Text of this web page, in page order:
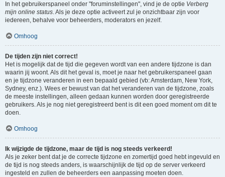
In het gebruikerspaneel onder "foruminstellingen", vind je de optie Verberg
mijn online status. Als je deze optie activeert zul je onzichtbaar zijn voor
iedereen, behalve voor beheerders, moderators en jezelf.
Omhoog
De tijden zijn niet correct!
Het is mogelijk dat de tijd die gegeven wordt van een andere tijdzone is dan
waarin jij woont. Als dit het geval is, moet je naar het gebruikerspaneel gaan
en je tijdzone veranderen in een bepaald gebied (vb: Amsterdam, New York,
Sydney, enz.). Wees er bewust van dat het veranderen van de tijdzone, zoals
de meeste instellingen, alleen gedaan kunnen worden door geregistreerde
gebruikers. Als je nog niet geregistreerd bent is dit een goed moment om dit te
doen.
Omhoog
Ik wijzigde de tijdzone, maar de tijd is nog steeds verkeerd!
Als je zeker bent dat je de correcte tijdzone en zomertijd goed hebt ingevuld en
de tijd is nog steeds anders, is waarschijnlijk de tijd op de server verkeerd
ingesteld en zullen de beheerders een aanpassing moeten doen.